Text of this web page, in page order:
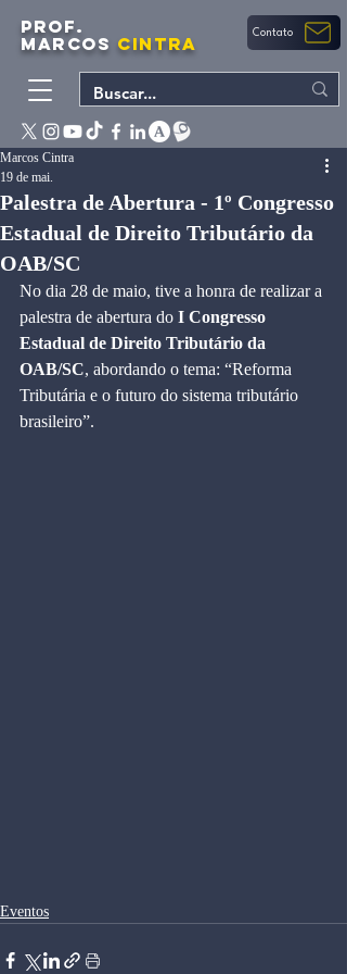
PROF.
MARCOS CINTRA Contato
Palestra de Abertura - 1º Congresso
Estadual de Direito Tributário da
OAB/SC
Marcos Cintra
19 de mai.
No dia 28 de maio, tive a honra de realizar a
palestra de abertura do I Congresso
Estadual de Direito Tributário da
OAB/SC, abordando o tema: “Reforma
Tributária e o futuro do sistema tributário
brasileiro”.
Eventos